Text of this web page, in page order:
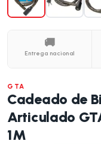
🚚
Entrega nacional
GTA
Cadeado de
Articulado
1M